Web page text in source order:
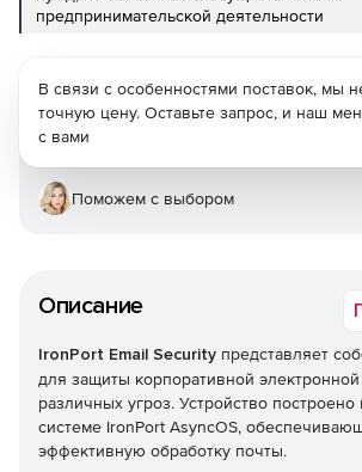
предпринимательской деятельности
Описание
IronPort Email Security представляет
для защиты корпоративной
различных угроз. Устройство
системе IronPort AsyncOS,
эффективную обработку почты.
В связи с особенностями поставок, мы
точную цену. Оставьте запрос, и наш
с вами
Поможем с выбором